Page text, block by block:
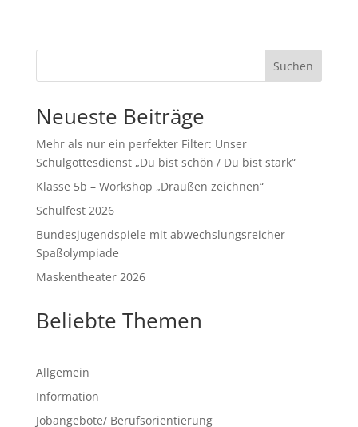
Suchen
Neueste Beiträge
Mehr als nur ein perfekter Filter: Unser
Schulgottesdienst „Du bist schön / Du bist stark“
Klasse 5b – Workshop „Draußen zeichnen“
Schulfest 2026
Bundesjugendspiele mit abwechslungsreicher
Spaßolympiade
Maskentheater 2026
Beliebte Themen
Allgemein
Information
Jobangebote/ Berufsorientierung